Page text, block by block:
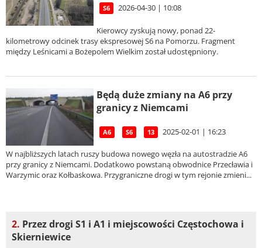
S6 2026-04-30 | 10:08
Kierowcy zyskują nowy, ponad 22-
kilometrowy odcinek trasy ekspresowej S6 na Pomorzu. Fragment
między Leśnicami a Bożepolem Wielkim został udostępniony.
Będą duże zmiany na A6 przy
granicy z Niemcami
A6 S6 13 2025-02-01 | 16:23
W najbliższych latach ruszy budowa nowego węzła na autostradzie A6
przy granicy z Niemcami. Dodatkowo powstaną obwodnice Przecławia i
Warzymic oraz Kołbaskowa. Przygraniczne drogi w tym rejonie zmieni...
2. Przez drogi S1 i A1 i miejscowości Częstochowa i
Skierniewice